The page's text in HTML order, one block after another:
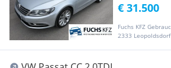
Fuchs KFZ
2333 Leopoldsdorf
€ 31.500